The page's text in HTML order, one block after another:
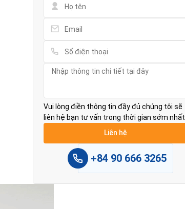
Vui lòng điền thông tin đầy đủ chúng tôi sẽ
liên hệ bạn tư vấn trong thời gian sớm nhất.
+84 90 666 3265